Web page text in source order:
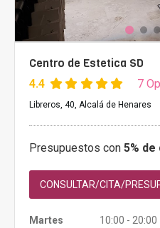
Centro de Estetica SD
4.4 7
Libreros, 40, Alcalá de Henares
Presupuestos con 5%
CONSULTAR/CITA/
Martes
10:00 - 20:00